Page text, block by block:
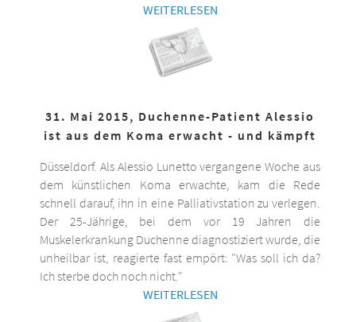
WEITERLESEN
31. Mai 2015, Duchenne-Patient Alessio
ist aus dem Koma erwacht - und kämpft
Düsseldorf. Als Alessio Lunetto vergangene Woche aus
dem künstlichen Koma erwachte, kam die Rede
schnell darauf, ihn in eine Palliativstation zu verlegen.
Der 25-Jährige, bei dem vor 19 Jahren die
Muskelerkrankung Duchenne diagnostiziert wurde, die
unheilbar ist, reagierte fast empört: "Was soll ich da?
Ich sterbe doch noch nicht."
WEITERLESEN